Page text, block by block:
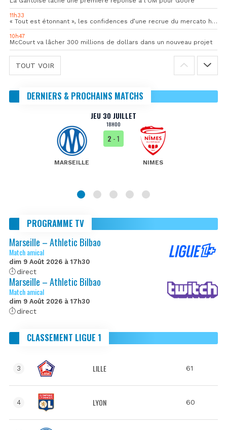
11h33
« Tout est étonnant », les confidences d’une recrue du mercato hivernal de l’OM
10h47
McCourt va lâcher 300 millions de dollars dans un nouveau projet
TOUT VOIR
DERNIERS & PROCHAINS MATCHS
JEU 30 JUILLET
18H00
MARSEILLE
2 - 1
NIMES
PROGRAMME TV
Marseille – Athletic Bilbao
Match amical
dim 9 Août 2026 à 17h30
direct
Marseille – Athletic Bilbao
Match amical
dim 9 Août 2026 à 17h30
direct
CLASSEMENT LIGUE 1
3 LILLE 61
4 LYON 60